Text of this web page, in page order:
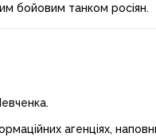
бойовим танком росіян.
агенціях,